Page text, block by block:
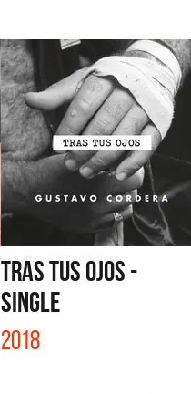
TRAS TUS OJOS -
SINGLE
2018